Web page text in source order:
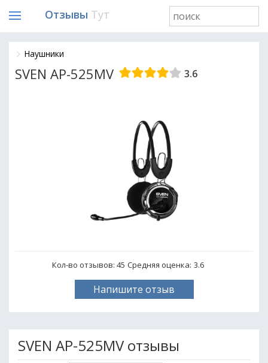
Отзывы Тут
Наушники
SVEN AP-525MV 3.6
Кол-во отзывов: 45 Средняя оценка: 3.6
Напишите отзыв
SVEN AP-525MV отзывы